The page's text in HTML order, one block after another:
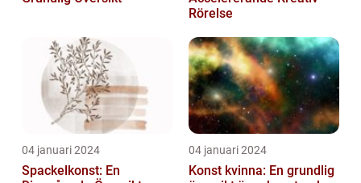
Rörelse
04 januari 2024
Spackelkonst: En
04 januari 2024
Konst kvinna: En grundlig